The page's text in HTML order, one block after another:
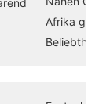
Afrika
Beliebtheit.